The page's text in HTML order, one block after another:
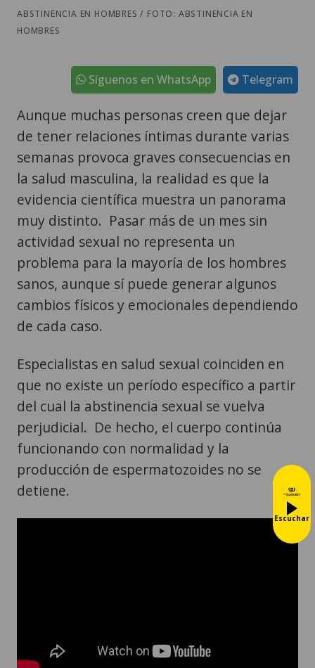
ABSTINENCIA EN HOMBRES / FOTO: ABSTINENCIA EN
HOMBRES
Telegram
Síguenos en WhatsApp
Aunque muchas personas creen que dejar
de tener relaciones íntimas durante varias
semanas provoca graves consecuencias en
la salud masculina, la realidad es que la
evidencia científica muestra un panorama
muy distinto. Pasar más de un mes sin
actividad sexual no representa un
problema para la mayoría de los hombres
sanos, aunque sí puede generar algunos
cambios físicos y emocionales dependiendo
de cada caso.
Especialistas en salud sexual coinciden en
que no existe un período específico a partir
del cual la abstinencia sexual se vuelva
perjudicial. De hecho, el cuerpo continúa
funcionando con normalidad y la
producción de espermatozoides no se
detiene.
Escuchar